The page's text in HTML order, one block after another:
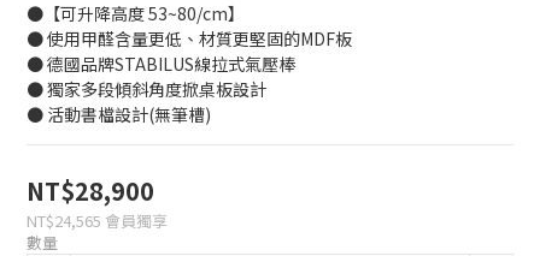
●【可升降高度 53~80/cm】
● 使用甲醛含量更低、材質更堅固的MDF板
● 德國品牌STABILUS線拉式氣壓棒
● 獨家多段傾斜角度掀桌板設計
● 活動書檔設計(無筆槽)
NT$28,900
NT$24,565 會員獨享
數量